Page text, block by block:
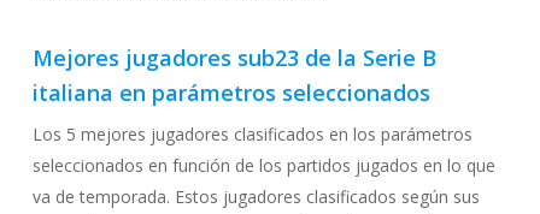
Mejores jugadores sub23 de la Serie B
italiana en parámetros seleccionados
Los 5 mejores jugadores clasificados en los parámetros
seleccionados en función de los partidos jugados en lo que
va de temporada. Estos jugadores clasificados según sus